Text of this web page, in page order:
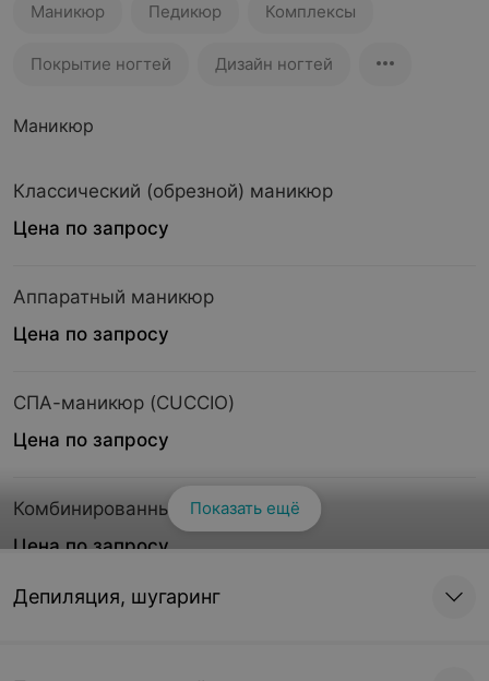
Маникюр Педикюр Комплексы
Покрытие ногтей Дизайн ногтей
Маникюр
Классический (обрезной) маникюр
Цена по запросу
Аппаратный маникюр
Цена по запросу
СПА-маникюр (CUCCIO)
Цена по запросу
Комбинированный маникюр
Цена по запросу
Мужской классический маникюр
Показать ещё
Депиляция, шугаринг